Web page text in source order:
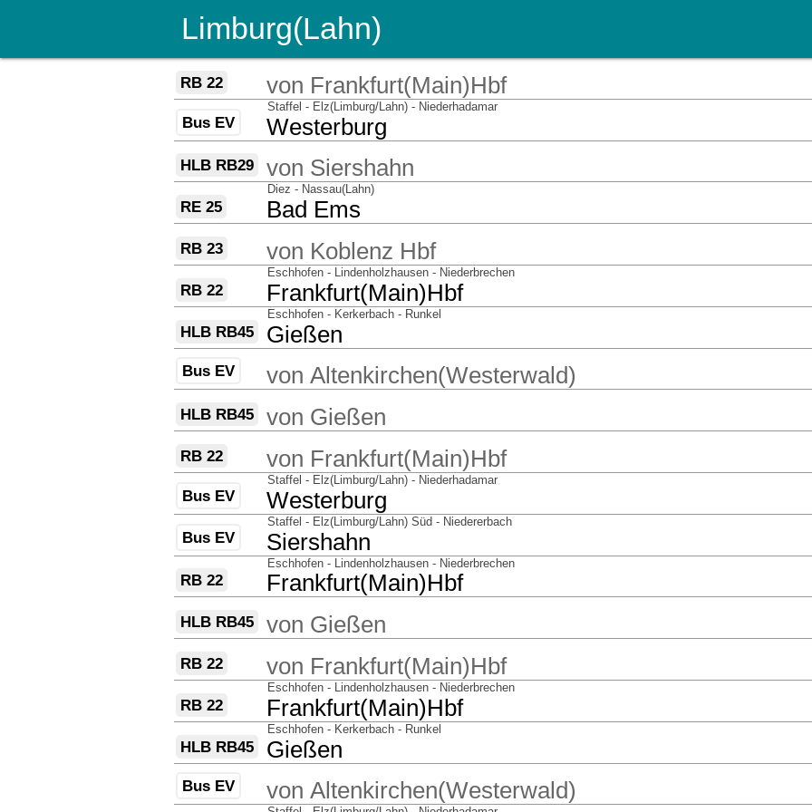
Limburg(Lahn)
RB 22 von
Frankfurt(Main)Hbf
über
Bus EV nach
Westerburg
über
Staffel - Elz(Limburg/Lahn) - Niederhadamar
HLB RB29 von
Siershahn
RE 25 nach
Bad Ems
über
Diez - Nassau(Lahn)
RB 23 von
Koblenz Hbf
RB 22 nach
Frankfurt(Main)Hbf
über
Eschhofen - Lindenholzhausen - Niederbrechen
HLB RB45 nach
Gießen
über
Eschhofen - Kerkerbach - Runkel
Bus EV von
Altenkirchen(Westerwald)
HLB RB45 von
Gießen
RB 22 von
Frankfurt(Main)Hbf
Bus EV nach
Westerburg
über
Staffel - Elz(Limburg/Lahn) - Niederhadamar
Bus EV nach
Siershahn
über
Staffel - Elz(Limburg/Lahn) Süd - Niedererbach
RB 22 nach
Frankfurt(Main)Hbf
über
Eschhofen - Lindenholzhausen - Niederbrechen
HLB RB45 von
Gießen
RB 22 von
Frankfurt(Main)Hbf
RB 22 nach
Frankfurt(Main)Hbf
über
Eschhofen - Lindenholzhausen - Niederbrechen
HLB RB45 nach
Gießen
über
Eschhofen - Kerkerbach - Runkel
Bus EV von
Altenkirchen(Westerwald)